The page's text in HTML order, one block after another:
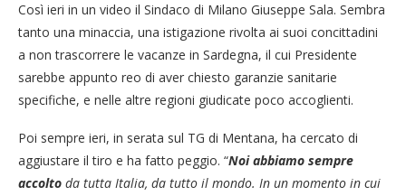
Così ieri in un video il Sindaco di Milano Giuseppe Sala. Sembra
tanto una minaccia, una istigazione rivolta ai suoi concittadini
a non trascorrere le vacanze in Sardegna, il cui Presidente
sarebbe appunto reo di aver chiesto garanzie sanitarie
specifiche, e nelle altre regioni giudicate poco accoglienti.
Poi sempre ieri, in serata sul TG di Mentana, ha cercato di
aggiustare il tiro e ha fatto peggio. “Noi abbiamo sempre
accolto da tutta Italia, da tutto il mondo. In un momento in cui